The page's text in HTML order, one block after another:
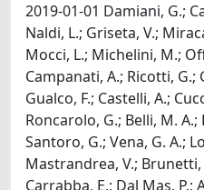
2019-01-01 Damiani, G.;
Naldi, L.; Griseta, V.;
Mocci, L.; Michelini, M.;
Campanati, A.; Ricotti,
Gualco, F.; Castelli, A.;
Roncarolo, G.; Belli, M.
Santoro, G.; Vena, G. A.;
Mastrandrea, V.; Brunetti,
Carrabba, E.; Dal Mas, P.;